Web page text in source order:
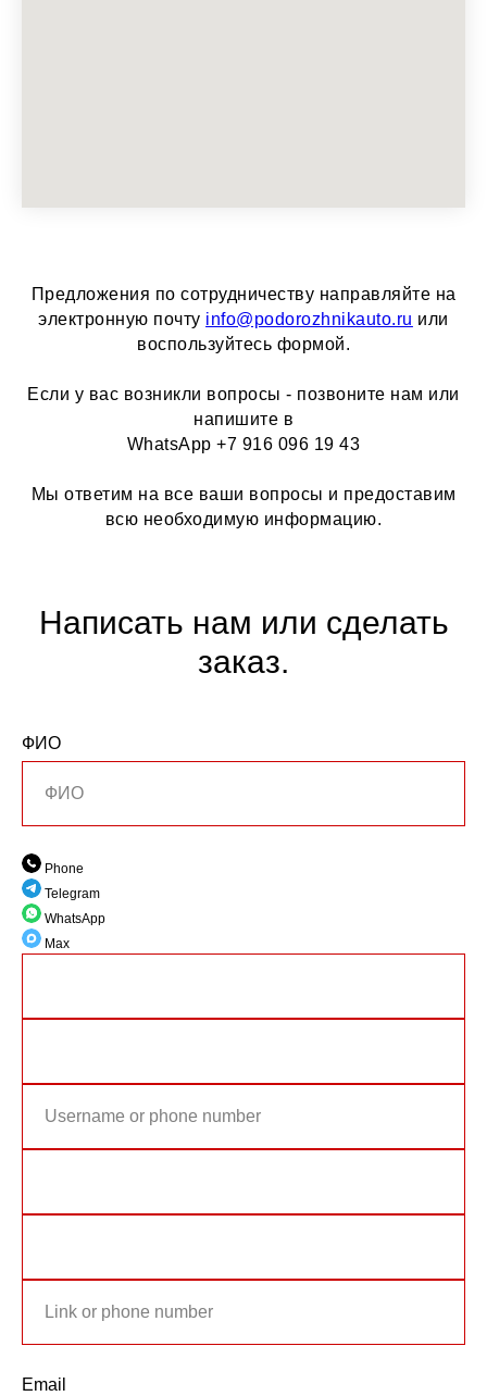
Предложения по сотрудничеству направляйте на
электронную почту info@podorozhnikauto.ru или
воспользуйтесь формой.
Если у вас возникли вопросы - позвоните нам или
напишите в
WhatsApp +7 916 096 19 43
Мы ответим на все ваши вопросы и предоставим
всю необходимую информацию.
Написать нам или сделать
заказ.
ФИО
Phone
Telegram
WhatsApp
Max
Email